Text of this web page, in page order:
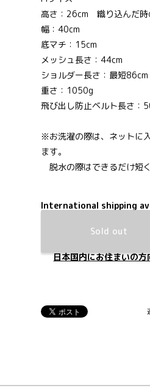
高さ：26cm 織り込んだ時
幅：40cm
底マチ：15cm
メッシュ長さ：44cm
ショルダー長さ：最短
重さ：1050g
飛び出し防止ベルト長さ：
※お洗濯の際は、ネットに
ます。
脱水の際はできるだけ短
International shipping
Sold out
日本国内にお住まいの方